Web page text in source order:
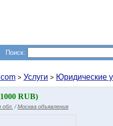
Поиск:
> Услуги > Юридические
RUB)
обл. /Москва объявления